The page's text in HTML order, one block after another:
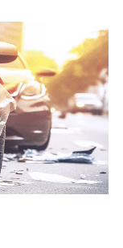
等を通じて取得
さまの識別子、
用に関する情
別、年齢、家族
利用履歴などが
各種サービスな